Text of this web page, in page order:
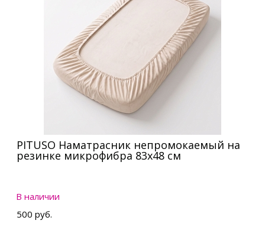
PITUSO Наматрасник непромокаемый на
резинке микрофибра 83х48 см
В наличии
500 руб.